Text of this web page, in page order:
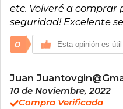
etc. Volveré a comprar
seguridad! Excelente
0 Esta opinión es útil
Juan
10 de Noviembre, 2022
Compra Verificada